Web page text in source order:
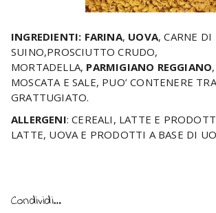
INGREDIENTI:FARINA,UOVA
SUINO,PROSCIUTTO CRUDO,
MORTADELLA,PARMIGIANO REGGIANO
MOSCATA E SALE, PUO’ CONTENERE
GRATTUGIATO.
ALLERGENI: CEREALI, LATTE E